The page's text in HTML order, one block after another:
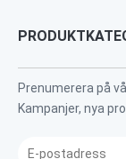
Prenumerera på
Kampanjer, nya